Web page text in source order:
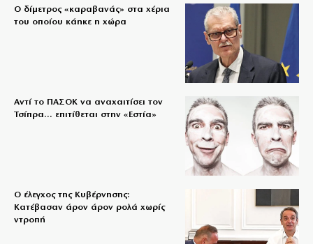
Ο δίμετρος «καραβανάς» στα χέρια
του οποίου κάηκε η χώρα
Αντί το ΠΑΣΟΚ να αναχαιτίσει τον
Τσίπρα… επιτίθεται στην «Εστία»
Ο έλεγχος της Κυβέρνησης:
Κατέβασαν άρον άρον ρολά χωρίς
ντροπή